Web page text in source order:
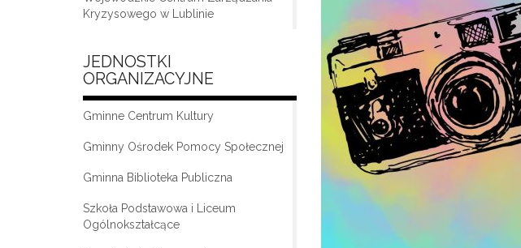
Kryzysowego w Lublinie
JEDNOSTKI
ORGANIZACYJNE
Gminne Centrum Kultury
Gminny Ośrodek Pomocy Społecznej
„Moda na seniora – klub seniora w
Gminna Biblioteka Publiczna
Szkoła Podstawowa i Liceum
Ogólnokształcące